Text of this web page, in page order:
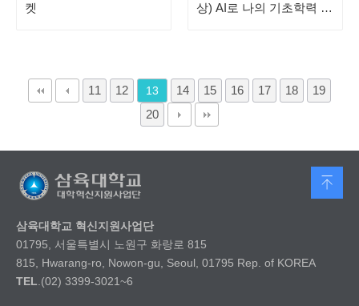
켓
상) AI로 나의 기초학력 진
11 12 13 14 15 16 17 18
19
20
삼육대학교 혁신지원사업단
01795, 서울특별시 노원구 화랑로 815
815, Hwarang-ro, Nowon-gu, Seoul, 01795 Rep. of KOREA
TEL .(02) 3399-3021~6